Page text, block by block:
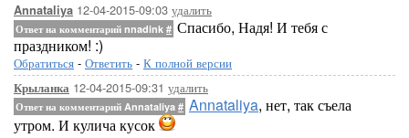
Annataliya 12-04-2015-09:03 удалить
Ответ на комментарий nnadink # Спасибо, Надя! И тебя с
праздником! :)
Обратиться - Ответить - К полной версии
Крыланка 12-04-2015-09:31 удалить
Ответ на комментарий Annataliya # Annataliya, нет, так съела
утром. И кулича кусок